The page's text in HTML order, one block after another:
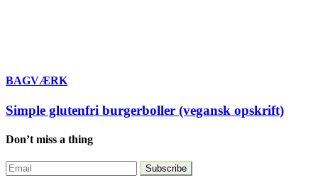
BAGVÆRK
Simple glutenfri burgerboller (vegansk opskrift)
Don’t miss a thing